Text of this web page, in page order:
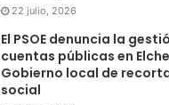
22 julio, 2026
El PSOE denuncia la
cuentas públicas en
Gobierno local de
social